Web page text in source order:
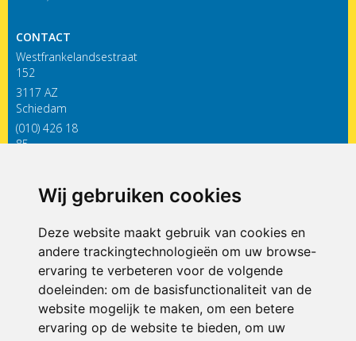
Wij gebruiken cookies
Deze website maakt gebruik van cookies en
andere trackingtechnologieën om uw browse-
ervaring te verbeteren voor de volgende
doeleinden: om de basisfunctionaliteit van de
website mogelijk te maken, om een betere
ervaring op de website te bieden, om uw
CONTACT
Westfrankelandsestraat
152
3117 AZ
Schiedam
(010) 426 18
85
ONDERDEEL VAN